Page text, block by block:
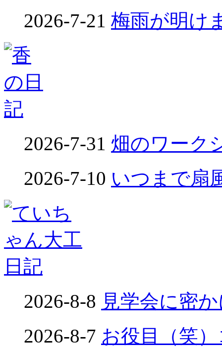
2026-7-21 梅雨が明け
2026-7-31 畑のワーク
2026-7-10 いつまで扇
2026-8-8 見学会に密
2026-8-7 お役目（笑